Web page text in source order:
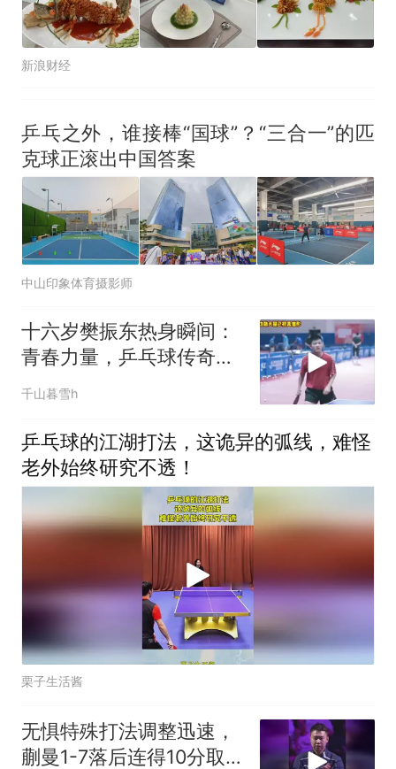
新浪财经
乒乓之外，谁接棒“国球”？“三合一”的匹
克球正滚出中国答案
中山印象体育摄影师
十六岁樊振东热身瞬间：
青春力量，乒乓球传奇初
现端倪
千山暮雪h
乒乓球的江湖打法，这诡异的弧线，难怪
老外始终研究不透！
栗子生活酱
无惧特殊打法调整迅速，
蒯曼1-7落后连得10分取